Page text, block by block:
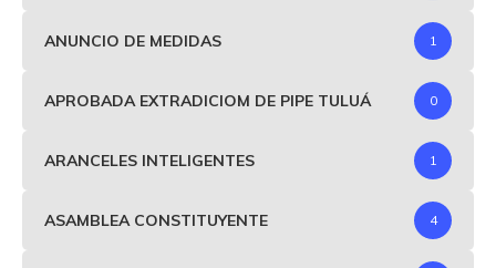
ANUNCIO DE MEDIDAS 1
APROBADA EXTRADICIOM DE PIPE TULUÁ 0
ARANCELES INTELIGENTES 1
ASAMBLEA CONSTITUYENTE 4